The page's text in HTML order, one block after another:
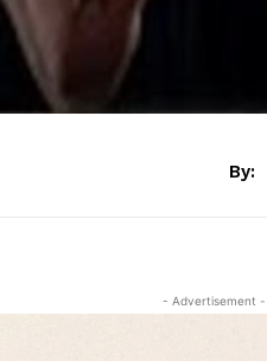
By:
- Advertisement -